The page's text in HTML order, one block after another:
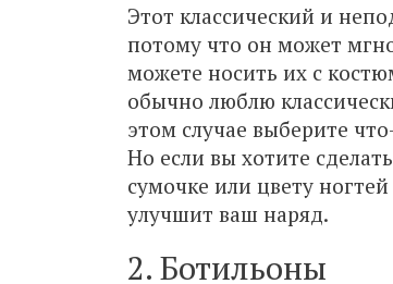
Этот классический и
потому что он может
можете носить их с
обычно люблю
этом случае выберите
Но если вы хотите
сумочке или цвету
улучшит ваш наряд.
2. Ботильоны